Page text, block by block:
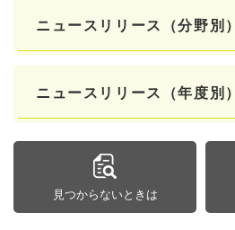
ニュースリリース（分野別）
ニュースリリース（年度別）
見つからないときは